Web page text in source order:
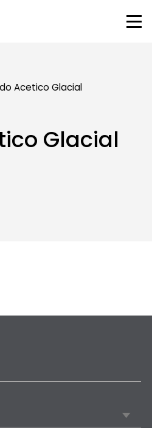
Acetico Glacial
Glacial